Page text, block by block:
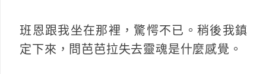
班恩跟我坐在那裡，驚愕不已。稍後我鎮
定下來，問芭芭拉失去靈魂是什麼感覺。